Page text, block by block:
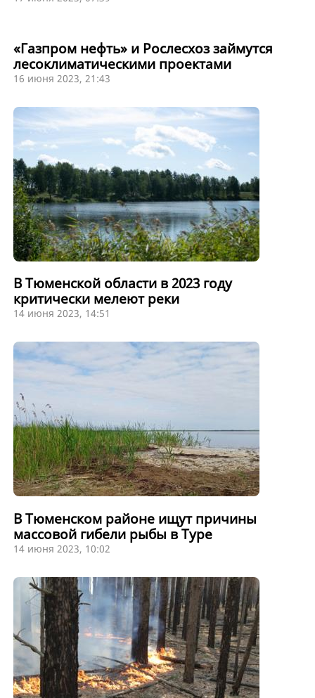
«Газпром нефть» и Рослесхоз займутся
лесоклиматическими проектами
16 июня 2023, 21:43
В Тюменской области в 2023 году
критически мелеют реки
14 июня 2023, 14:51
В Тюменском районе ищут причины
массовой гибели рыбы в Туре
14 июня 2023, 10:02